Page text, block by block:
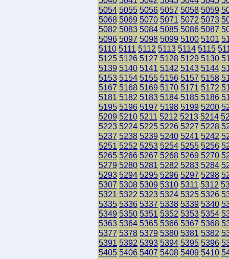
5054 5055 5056 5057 5058 5059
5068 5069 5070 5071 5072 5073
5082 5083 5084 5085 5086 5087
5096 5097 5098 5099 5100 5101
5110 5111 5112 5113 5114 5115
5125 5126 5127 5128 5129 5130
5139 5140 5141 5142 5143 5144
5153 5154 5155 5156 5157 5158
5167 5168 5169 5170 5171 5172
5181 5182 5183 5184 5185 5186
5195 5196 5197 5198 5199 5200
5209 5210 5211 5212 5213 5214
5223 5224 5225 5226 5227 5228
5237 5238 5239 5240 5241 5242
5251 5252 5253 5254 5255 5256
5265 5266 5267 5268 5269 5270
5279 5280 5281 5282 5283 5284
5293 5294 5295 5296 5297 5298
5307 5308 5309 5310 5311 5312
5321 5322 5323 5324 5325 5326
5335 5336 5337 5338 5339 5340
5349 5350 5351 5352 5353 5354
5363 5364 5365 5366 5367 5368
5377 5378 5379 5380 5381 5382
5391 5392 5393 5394 5395 5396
5405 5406 5407 5408 5409 5410